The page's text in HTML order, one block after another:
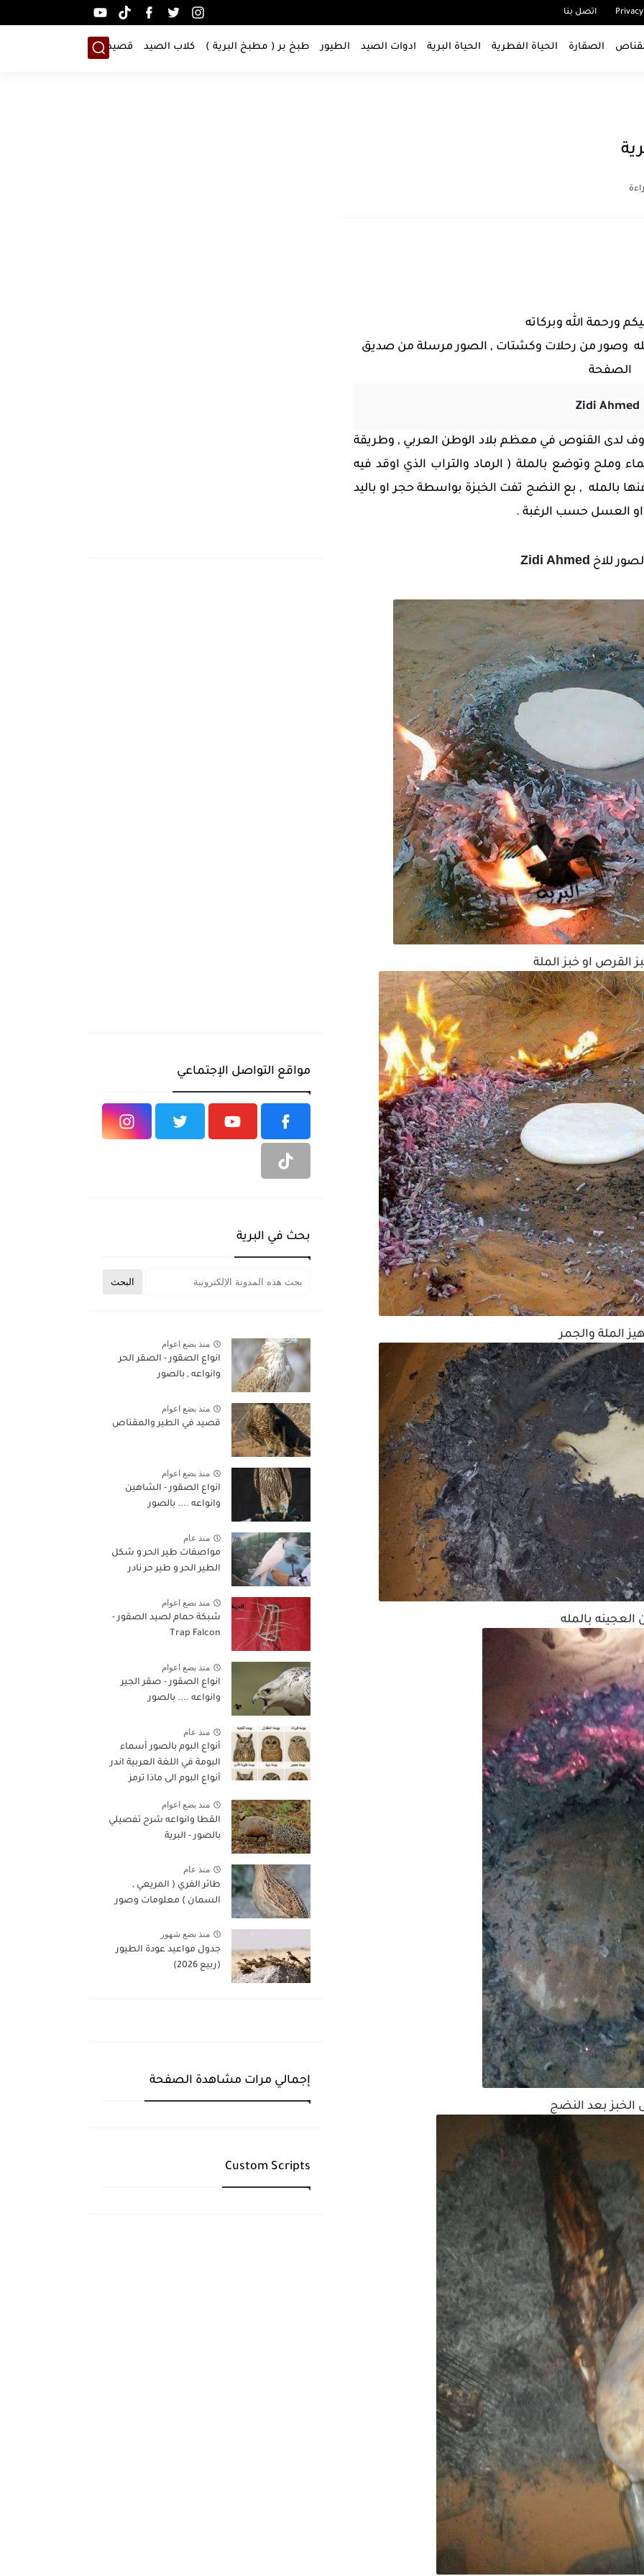
اتصل بنا
الصقارة الحياة الفطرية الحياة البرية ادوات الصيد الطيور طبخ بر ( مطبخ البرية ) كلاب الصيد قصيد
ورحمة الله وبركاته
وصور من رحلات وكشتات , الصور مرسلة من صديق
الصفحة
Zidi Ahmed
لدى القنوص في معظم بلاد الوطن العربي , وطريقة
وتوضع بالملة ( الرماد والتراب الذي اوقد فيه
بالمله , بع النضج تفت الخبزة بواسطة حجر او باليد
العسل حسب الرغبة .
للاخ Zidi Ahmed
القرص او خبز الملة
الملة والجمر
العجينه بالمله
بعد النضج
مواقع التواصل الإجتماعي
بحث في البرية
منذ بضع اعوام
انواع الصقور - الصقر الحر
وانواعه , بالصور
منذ بضع اعوام
قصيد في الطير والمقناص
منذ بضع اعوام
انواع الصقور - الشاهين
وانواعه .... بالصور
منذ عام
مواصفات طير الحر و شكل
الطير الحر و طير حر نادر
منذ بضع اعوام
شبكة حمام لصيد الصقور -
Trap Falcon
منذ بضع اعوام
انواع الصقور - صقر الجير
وانواعه .... بالصور
منذ عام
أنواع البوم بالصور أسماء
البومة في اللغة العربية اندر
أنواع البوم الى ماذا ترمز
منذ بضع اعوام
القطا وانواعه شرح تفصيلي
بالصور - البرية
منذ عام
طائر الفري ( المريعي ,
السمان ) معلومات وصور
منذ بضع شهور
جدول مواعيد عودة الطيور
(ربيع 2026)
إجمالي مرات مشاهدة الصفحة
Custom Scripts